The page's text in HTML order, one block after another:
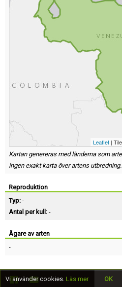
Leaflet |
Kartan genereras med länderna som
ingen exakt karta över artens utbredning.
Reproduktion
Typ: -
Antal per kull: -
Ägare av arten
-
Vi använder cookies. Läs mer OK